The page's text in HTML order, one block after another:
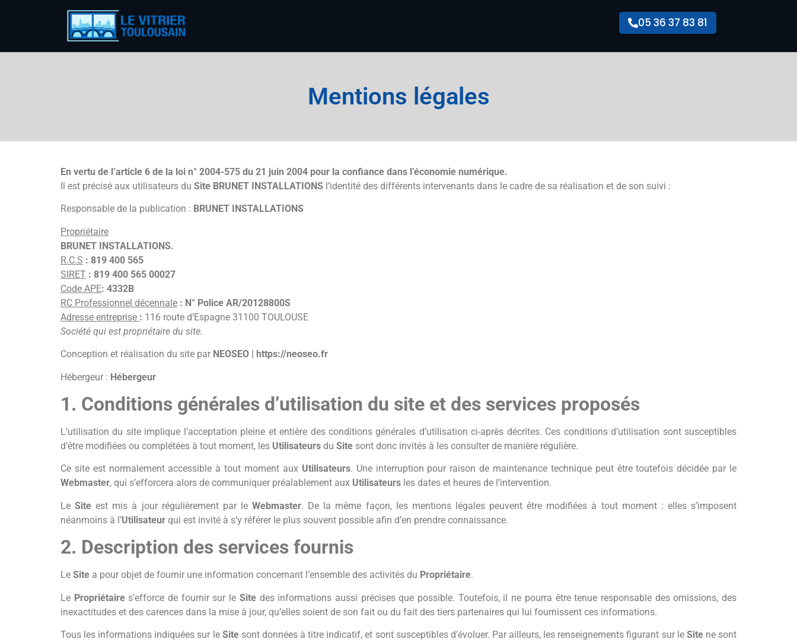
05 36 37 83 81
Mentions légales
En vertu de l’article 6 de la loi n° 2004-575 du 21 juin 2004 pour la confiance dans l’économie numérique.
Il est précisé aux utilisateurs du Site BRUNET INSTALLATIONS l’identité des différents intervenants dans le cadre de sa réalisation et de son suivi :
Responsable de la publication : BRUNET INSTALLATIONS
Propriétaire
BRUNET INSTALLATIONS.
R.C.S : 819 400 565
SIRET : 819 400 565 00027
Code APE: 4332B
RC Professionnel décennale : N° Police AR/20128800S
Adresse entreprise : 116 route d’Espagne 31100 TOULOUSE
Société qui est propriétaire du site.
Conception et réalisation du site par NEOSEO | https://neoseo.fr
Hébergeur : Hébergeur
1. Conditions générales d’utilisation du site et des services proposés
L’utilisation du site implique l’acceptation pleine et entière des conditions générales d’utilisation ci-après décrites. Ces conditions d’utilisation sont susceptibles
d’être modifiées ou complétées à tout moment, les Utilisateurs du Site sont donc invités à les consulter de manière régulière.
Ce site est normalement accessible à tout moment aux Utilisateurs. Une interruption pour raison de maintenance technique peut être toutefois décidée par le
Webmaster, qui s’efforcera alors de communiquer préalablement aux Utilisateurs les dates et heures de l’intervention.
LeSite est mis à jour régulièrement par leWebmaster. De la même façon, les mentions légales peuvent être modifiées à tout moment : elles s’imposent
néanmoins à l’Utilisateur qui est invité à s’y référer le plus souvent possible afin d’en prendre connaissance.
2. Description des services fournis
Le Site a pour objet de fournir une information concernant l’ensemble des activités du Propriétaire.
Le Propriétaires’efforce de fournir sur le Sitedes informations aussi précises que possible. Toutefois, il ne pourra être tenue responsable des omissions, des
inexactitudes et des carences dans la mise à jour, qu’elles soient de son fait ou du fait des tiers partenaires qui lui fournissent ces informations.
Tous les informations indiquées sur le Sitesont données à titre indicatif, et sont susceptibles d’évoluer. Par ailleurs, les renseignements figurant sur le Sitene sont